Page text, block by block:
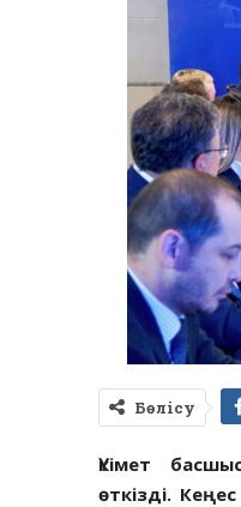
Бөлісу
Үкімет
өткізді.